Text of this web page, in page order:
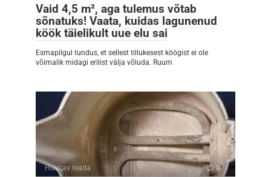
Vaid 4,5 m², aga tulemus võtab
sõnatuks! Vaata, kuidas lagunenud
köök täielikult uue elu sai
Esmapilgul tundus, et sellest tillukesest köögist ei ole
võimalik midagi erilist välja võluda. Ruum
Huvitav teada 0